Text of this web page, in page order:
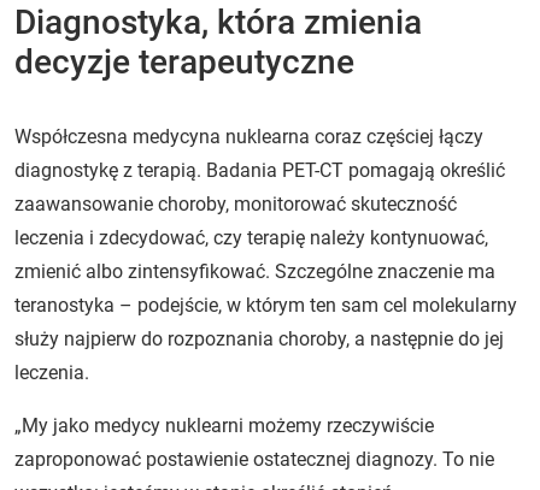
Diagnostyka, która zmienia
decyzje terapeutyczne
Współczesna medycyna nuklearna coraz częściej łączy
diagnostykę z terapią. Badania PET-CT pomagają określić
zaawansowanie choroby, monitorować skuteczność
leczenia i zdecydować, czy terapię należy kontynuować,
zmienić albo zintensyfikować. Szczególne znaczenie ma
teranostyka – podejście, w którym ten sam cel molekularny
służy najpierw do rozpoznania choroby, a następnie do jej
leczenia.
„My jako medycy nuklearni możemy rzeczywiście
zaproponować postawienie ostatecznej diagnozy. To nie